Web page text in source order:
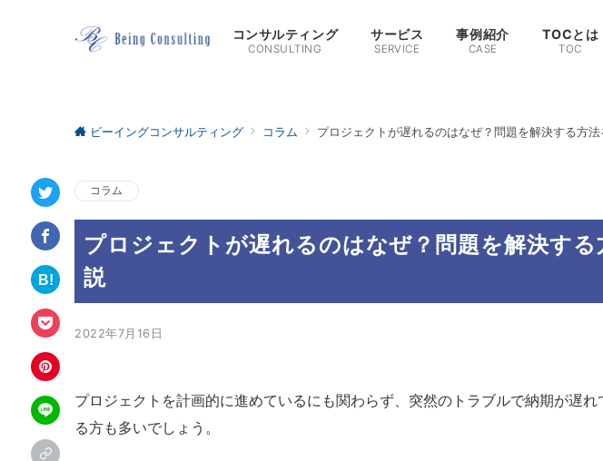
コンサルティング
CONSULTING
サービス
SERVICE
事例紹介
CASE
TOCとは
TOC
ビーイングコンサルティング コラム プロジェクトが遅れるのはなぜ？問題を解決する方
コラム
プロジェクトが遅れるのはなぜ？問題を解決す
説
2022年7月16日
プロジェクトを計画的に進めているにも関わらず、突然のトラブルで納期が遅
る方も多いでしょう。